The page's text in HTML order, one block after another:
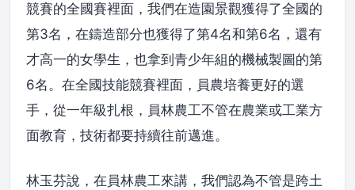
競賽的全國賽裡面，我們在造園景觀獲得了全國的
第3名，在鑄造部分也獲得了第4名和第6名，還有
才高一的女學生，也拿到青少年組的機械製圖的第
6名。在全國技能競賽裡面，員農培養更好的選
手，從一年級扎根，員林農工不管在農業或工業方
面教育，技術都要持續往前邁進。
林玉芬說，在員林農工來講，我們認為不管是跨土